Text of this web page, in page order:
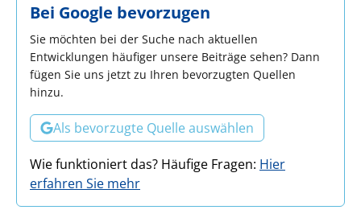
Bei Google bevorzugen
Sie möchten bei der Suche nach aktuellen
Entwicklungen häufiger unsere Beiträge sehen? Dann
fügen Sie uns jetzt zu Ihren bevorzugten Quellen
hinzu.
Als bevorzugte Quelle auswählen
Wie funktioniert das? Häufige Fragen: Hier
erfahren Sie mehr